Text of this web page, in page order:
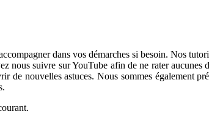
dans vos démarches si besoin. Nos
suivre sur YouTube afin de ne rater aucunes
de nouvelles astuces. Nous sommes également